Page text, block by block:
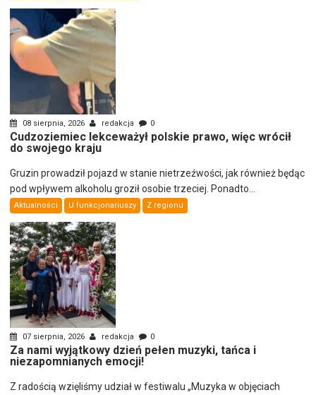
08 sierpnia, 2026 redakcja 0
Cudzoziemiec lekceważył polskie prawo, więc wrócił
do swojego kraju
Gruzin prowadził pojazd w stanie nietrzeźwości, jak również będąc
pod wpływem alkoholu groził osobie trzeciej. Ponadto...
Aktualności U funkcjonariuszy Z regionu
07 sierpnia, 2026 redakcja 0
Za nami wyjątkowy dzień pełen muzyki, tańca i
niezapomnianych emocji!
Z radością wzięliśmy udział w festiwalu „Muzyka w objęciach